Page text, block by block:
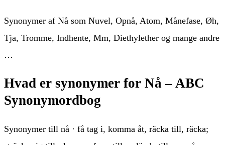
Synonymer af Nå som Nuvel, Opnå, Atom, Månefase, Øh,
Tja, Tromme, Indhente, Mm, Diethylether og mange andre
…
Hvad er synonymer for Nå – ABC
Synonymordbog
Synonymer till nå · få tag i, komma åt, räcka till, räcka;